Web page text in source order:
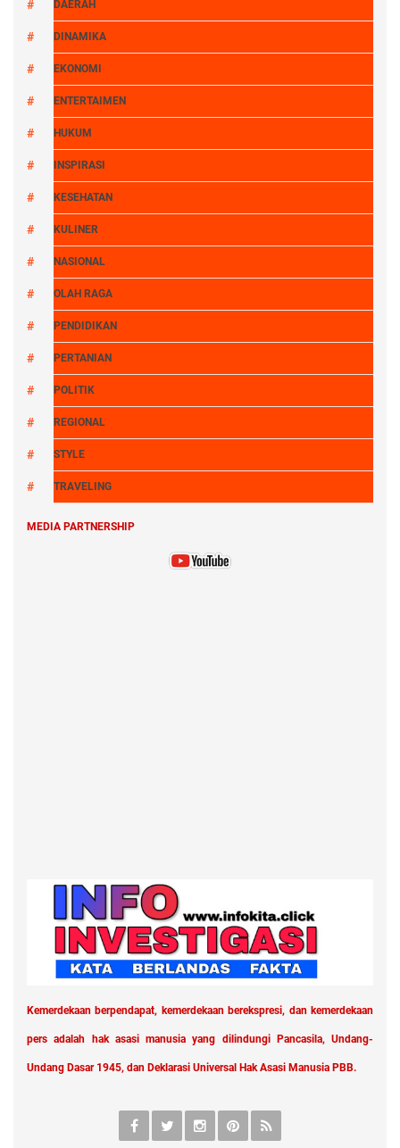
DAERAH
DINAMIKA
EKONOMI
ENTERTAIMEN
HUKUM
INSPIRASI
KESEHATAN
KULINER
NASIONAL
OLAH RAGA
PENDIDIKAN
PERTANIAN
POLITIK
REGIONAL
STYLE
TRAVELING
MEDIA PARTNERSHIP
Kemerdekaan berpendapat, kemerdekaan berekspresi, dan kemerdekaan
pers adalah hak asasi manusia yang dilindungi Pancasila, Undang-
Undang Dasar 1945, dan Deklarasi Universal Hak Asasi Manusia PBB.